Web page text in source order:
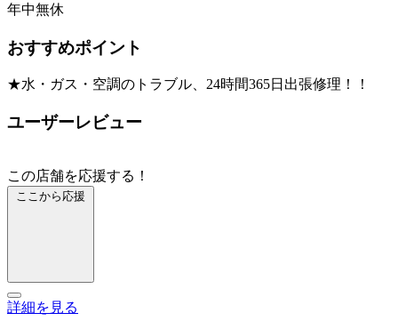
年中無休
おすすめポイント
★水・ガス・空調のトラブル、24時間365日出張修理！！
ユーザーレビュー
この店舗を応援する！
ここから応援
詳細を見る